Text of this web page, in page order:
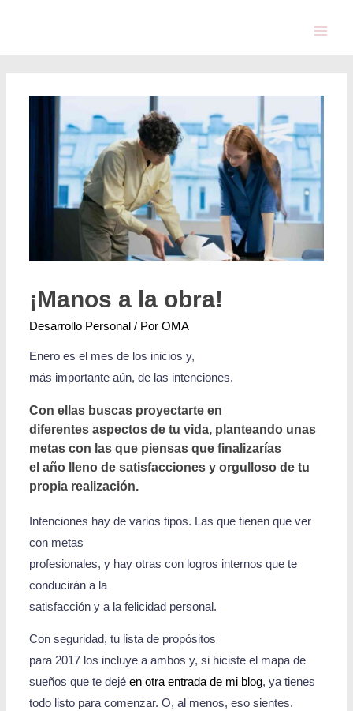
¡Manos a la obra!
Desarrollo Personal / PorOMA
Enero es el mes de los inicios y,
más importante aún, de las intenciones.
Con ellas buscas proyectarte en
diferentes aspectos de tu vida, planteando unas
metas con las que piensas que finalizarías
el año lleno de satisfacciones y orgulloso de tu
propia realización.
Intenciones hay de varios tipos. Las que tienen que ver
con metas
profesionales, y hay otras con logros internos que te
conducirán a la
satisfacción y a la felicidad personal.
Con seguridad, tu lista de propósitos
para 2017 los incluye a ambos y, si hiciste el mapa de
sueños que te dejé en otra entrada de mi blog, ya tienes
todo listo para comenzar. O, al menos, eso sientes.